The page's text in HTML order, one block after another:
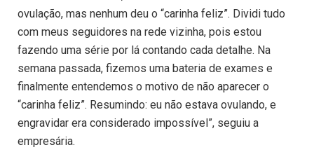
ovulação, mas nenhum deu o “carinha feliz”. Dividi tudo
com meus seguidores na rede vizinha, pois estou
fazendo uma série por lá contando cada detalhe. Na
semana passada, fizemos uma bateria de exames e
finalmente entendemos o motivo de não aparecer o
“carinha feliz”. Resumindo: eu não estava ovulando, e
engravidar era considerado impossível”, seguiu a
empresária.